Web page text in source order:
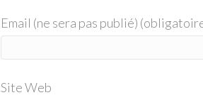
Email (ne sera pas publié)
Site Web